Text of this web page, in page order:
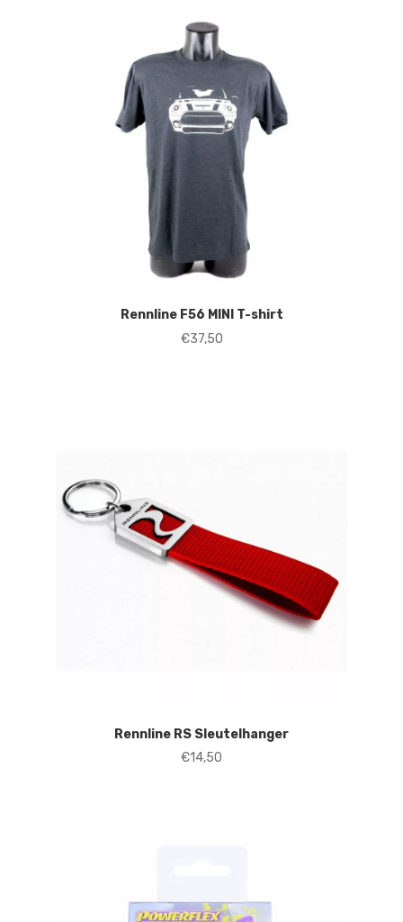
Rennline F56 MINI T-shirt
€37,50
Rennline RS Sleutelhanger
€14,50